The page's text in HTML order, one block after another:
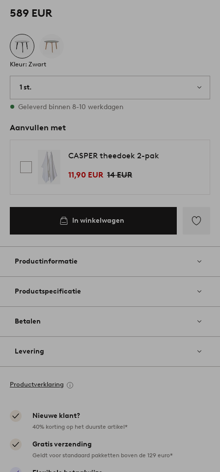
589 EUR
Kleur: Zwart
1 st.
Op voorraad
Geleverd binnen 8-10 werkdagen
Aanvullen met
CASPER theedoek 2-pak
11,90 EUR 14 EUR
In winkelwagen
aan
Productinformatie
Productspecificatie
Betalen
Levering
Productverklaring
Nieuwe klant?
40% korting op het duurste artikel*
Gratis verzending
Geldt voor standaard pakketten boven de 129 euro*